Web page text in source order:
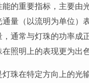
的重要指标，主要由
量（以流明为单位）
通常与灯珠的功率成
照明上的表现更为出色
珠在特定方向上的光